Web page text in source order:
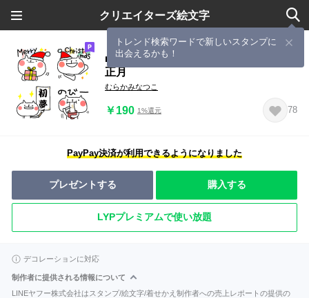
クリエイターズ絵文字
トレンド検索ワードで新しいスタンプに
出会えるかも！
■毎日もちねこサン9■クリスマス＆お
正月
むらかみなつこ
￥190 1%還元 78
PayPay決済が利用できるようになりました
プレゼントする 購入する
LYPプレミアムで使い放題
デコレーションに対応
制作者に提供される情報について
LINEヤフー株式会社はスタンプ/絵文字/着せかえ制作者への売上レポートの提供の